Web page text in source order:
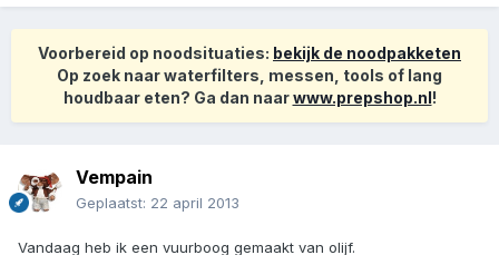
Voorbereid op noodsituaties: bekijk de noodpakketen
Op zoek naar waterfilters, messen, tools of lang
houdbaar eten? Ga dan naarwww.prepshop.nl!
Vempain
Geplaatst: 22 april 2013
Vandaag heb ik een vuurboog gemaakt van olijf.